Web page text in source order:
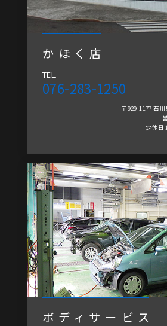
かほく店
TEL.
076-283-1250
〒929-1177 石
定休日
ボディサービス